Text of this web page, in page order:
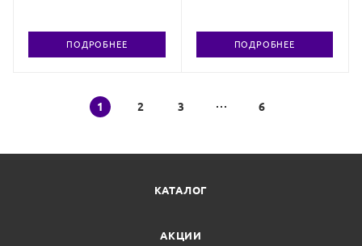
ПОДРОБНЕЕ ПОДРОБНЕЕ
1 2 3 6
КАТАЛОГ
АКЦИИ